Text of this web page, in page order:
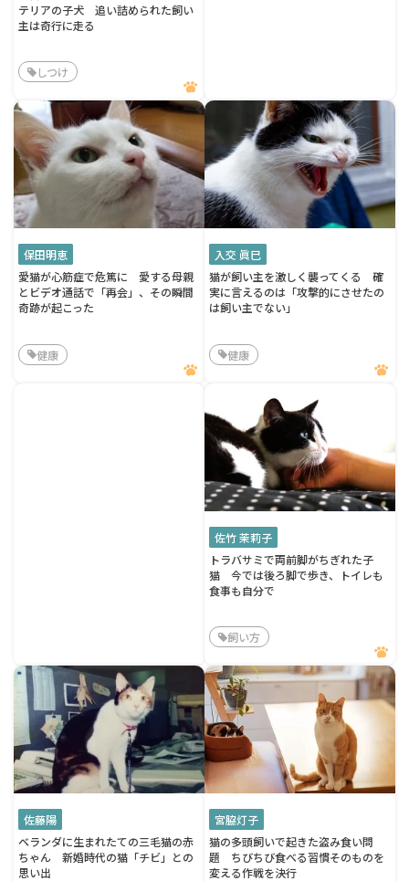
テリアの子犬 追い詰められた飼い
主は奇行に走る
しつけ
保田明恵
愛猫が心筋症で危篤に 愛する母親
とビデオ通話で「再会」、その瞬間
奇跡が起こった
健康
入交 眞巳
猫が飼い主を激しく襲ってくる 確
実に言えるのは「攻撃的にさせたの
は飼い主でない」
健康
佐竹 茉莉子
トラバサミで両前脚がちぎれた子
猫 今では後ろ脚で歩き、トイレも
食事も自分で
飼い方
佐藤陽
ベランダに生まれたての三毛猫の赤
ちゃん 新婚時代の猫「チビ」との
思い出
宮脇灯子
猫の多頭飼いで起きた盗み食い問
題 ちびちび食べる習慣そのものを
変える作戦を決行